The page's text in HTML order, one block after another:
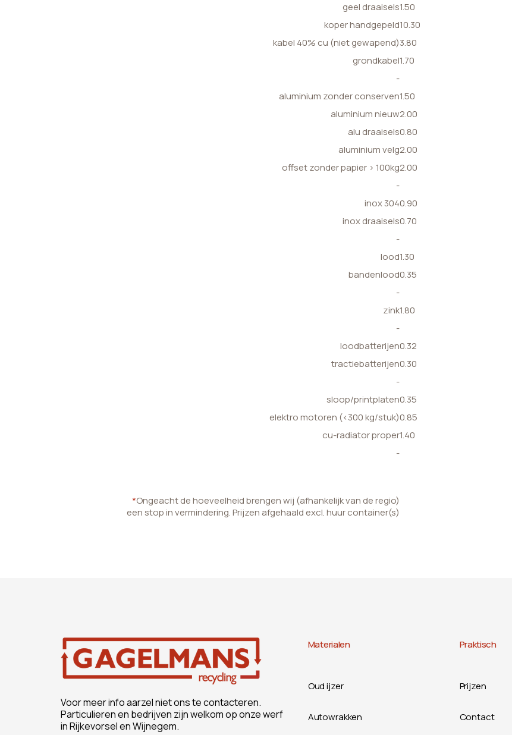
geel draaisels1.50
koper handgepeld10.30
kabel 40% cu (niet gewapend)3.80
grondkabel1.70
-
aluminium zonder conserven1.50
aluminium nieuw2.00
alu draaisels0.80
aluminium velg2.00
offset zonder papier > 100kg2.00
-
inox 3040.90
inox draaisels0.70
-
lood1.30
bandenlood0.35
-
zink1.80
-
loodbatterijen0.32
tractiebatterijen0.30
-
sloop/printplaten0.35
elektro motoren (<300 kg/stuk)0.85
cu-radiator proper1.40
-
*Ongeacht de hoeveelheid brengen wij (afhankelijk van de regio)
een stop in vermindering. Prijzen afgehaald excl. huur container(s)
Voor meer info aarzel niet ons te contacteren.
Particulieren en bedrijven zijn welkom op onze werf
in Rijkevorsel en Wijnegem.
Materialen
Oud ijzer
Autowrakken
Praktisch
Prijzen
Contact